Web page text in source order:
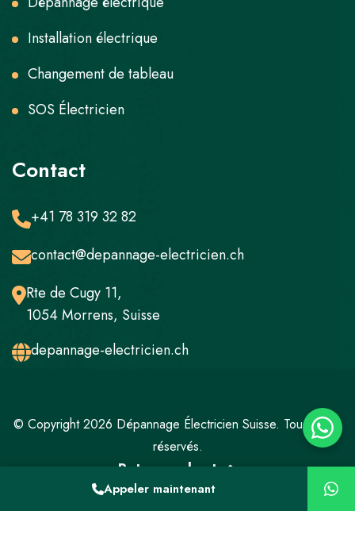
Installation électrique
Changement de tableau
SOS Électricien
Contact
+41 78 319 32 82
contact@depannage-electricien.ch
Rte de Cugy 11,
1054 Morrens, Suisse
depannage-electricien.ch
© Copyright 2026 Dépannage Électricien Suisse. Tous droits
réservés.
Retour en haut
Mentions légalesPolitique de confidentialité
Appeler maintenant